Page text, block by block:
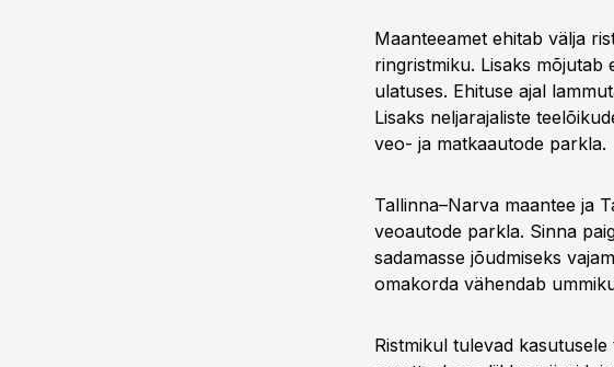
Maanteeamet ehitab välja
ringristmiku. Lisaks mõjutab
ulatuses. Ehituse ajal
Lisaks neljarajaliste
veo- ja matkaautode parkla.
Tallinna–Narva maantee ja
veoautode parkla. Sinna
sadamasse jõudmiseks
omakorda vähendab
Ristmikul tulevad